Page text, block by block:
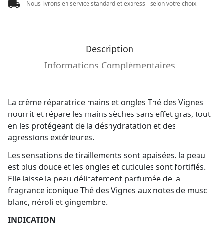
Nous livrons en service standard et express - selon votre choix!
Description
Informations Complémentaires
La crème réparatrice mains et ongles Thé des Vignes
nourrit et répare les mains sèches sans effet gras, tout
en les protégeant de la déshydratation et des
agressions extérieures.
Les sensations de tiraillements sont apaisées, la peau
est plus douce et les ongles et cuticules sont fortifiés.
Elle laisse la peau délicatement parfumée de la
fragrance iconique Thé des Vignes aux notes de musc
blanc, néroli et gingembre.
INDICATION